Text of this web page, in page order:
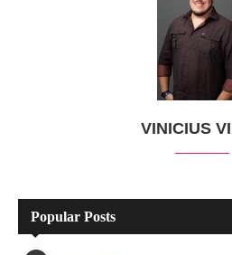
VINICIUS
Popular Posts